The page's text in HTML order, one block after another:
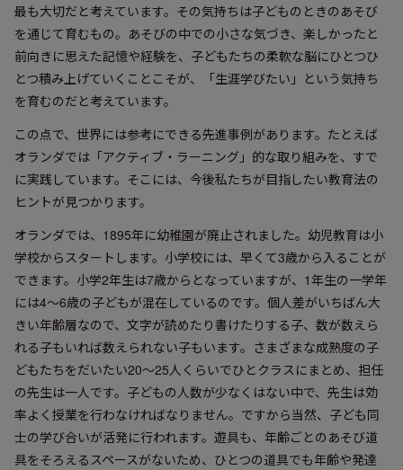
最も大切だと考えています。その気持ちは子どものときのあそび
を通じて育むもの。あそびの中での小さな気づき、楽しかったと
前向きに思えた記憶や経験を、子どもたちの柔軟な脳にひとつひ
とつ積み上げていくことこそが、「生涯学びたい」という気持ち
を育むのだと考えています。
この点で、世界には参考にできる先進事例があります。たとえば
オランダでは「アクティブ・ラーニング」的な取り組みを、すで
に実践しています。そこには、今後私たちが目指したい教育法の
ヒントが見つかります。
オランダでは、1895年に幼稚園が廃止されました。幼児教育は小
学校からスタートします。小学校には、早くて3歳から入ることが
できます。小学2年生は7歳からとなっていますが、1年生の一学年
には4〜6歳の子どもが混在しているのです。個人差がいちばん大
きい年齢層なので、文字が読めたり書けたりする子、数が数えら
れる子もいれば数えられない子もいます。さまざまな成熟度の子
どもたちをだいたい20〜25人くらいでひとクラスにまとめ、担任
の先生は一人です。子どもの人数が少なくはない中で、先生は効
率よく授業を行わなければなりません。ですから当然、子ども同
士の学び合いが活発に行われます。遊具も、年齢ごとのあそび道
具をそろえるスペースがないため、ひとつの道具でも年齢や発達